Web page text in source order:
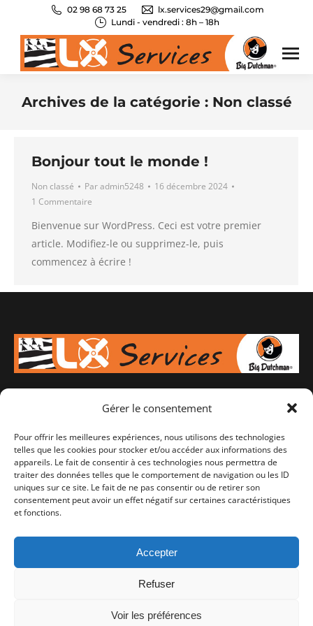
Gérer le consentement
Pour offrir les meilleures expériences, nous utilisons des technologies
telles que les cookies pour stocker et/ou accéder aux informations des
appareils. Le fait de consentir à ces technologies nous permettra de
traiter des données telles que le comportement de navigation ou les ID
uniques sur ce site. Le fait de ne pas consentir ou de retirer son
consentement peut avoir un effet négatif sur certaines caractéristiques
et fonctions.
Accepter
Refuser
Voir les préférences
02 98 68 73 25
lx.services29@gmail.com
Lundi - vendredi : 8h – 18h
Archives de la catégorie : Non classé
Bonjour tout le monde !
Non classé Paradmin5248
16 décembre 2024
1 Commentaire
Bienvenue sur WordPress. Ceci est votre premier
article. Modifiez-le ou supprimez-le, puis
commencez à écrire !
Votre spécialiste en équipement d'élevage pour porcs,
passant par la ventilation. A Lampaul-Guimilliau en
Bretagne, SAV 7J/7.
Retrouvez-nous sur :